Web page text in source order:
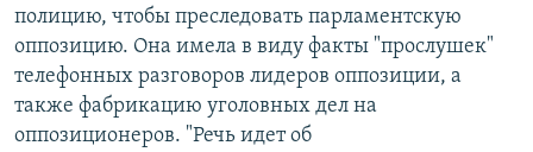
полицию, чтобы преследовать парламентскую
оппозицию. Она имела в виду факты "прослушек"
телефонных разговоров лидеров оппозиции, а
также фабрикацию уголовных дел на
оппозиционеров. "Речь идет об